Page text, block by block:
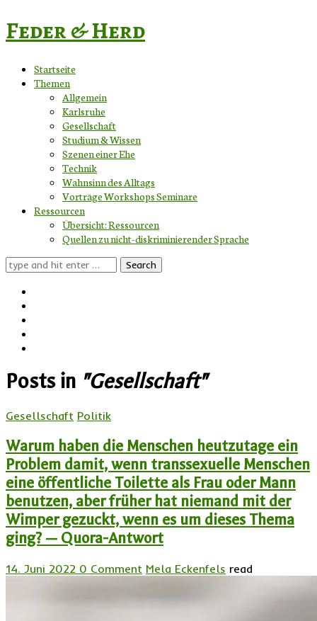
Feder & Herd
Startseite
Themen
Allgemein
Karlsruhe
Gesellschaft
Studium & Wissen
Szenen einer Ehe
Technik
Wahnsinn des Alltags
Vorträge Workshops Seminare
Ressourcen
Übersicht: Ressourcen
Quellen zu nicht-diskriminierender Sprache
Search
for:
Posts in "Gesellschaft"
Gesellschaft Politik
Warum haben die Menschen heutzutage ein
Problem damit, wenn transsexuelle Menschen
eine öffentliche Toilette als Frau oder Mann
benutzen, aber früher hat niemand mit der
Wimper gezuckt, wenn es um dieses Thema
ging? — Quora-Antwort
14. Juni 2022 0 Comment Mela Eckenfels read